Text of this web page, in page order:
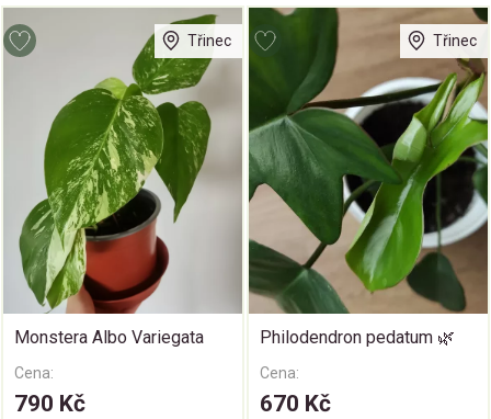
Třinec
Monstera Albo Variegata
Cena:
790 Kč
Třinec
Philodendron pedatum 🌿
Cena:
670 Kč